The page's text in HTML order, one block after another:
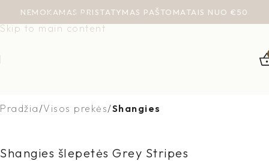
Skip to navigation
Skip to main content
NEMOKAMAS PRISTATYMAS PAŠTOMATAIS NUO €50
Pradžia Visos prekės Shangies
Shangies šlepetės Grey Stripes